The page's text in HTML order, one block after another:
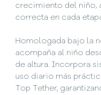
crecimiento del niño,
correcta en cada
Homologada bajo la
acompaña al niño
de altura. Incorpora
uso diario más
Top Tether,